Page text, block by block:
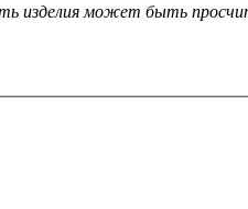
изделия может быть